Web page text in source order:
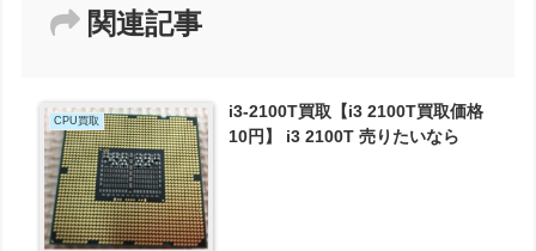
関連記事
CPU買取
i3-2100T買取【i3 2100T買取価格
10円】 i3 2100T 売りたいなら